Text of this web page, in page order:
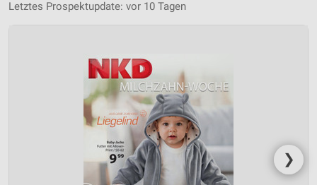
Letztes Prospektupdate: vor 10 Tagen
❯